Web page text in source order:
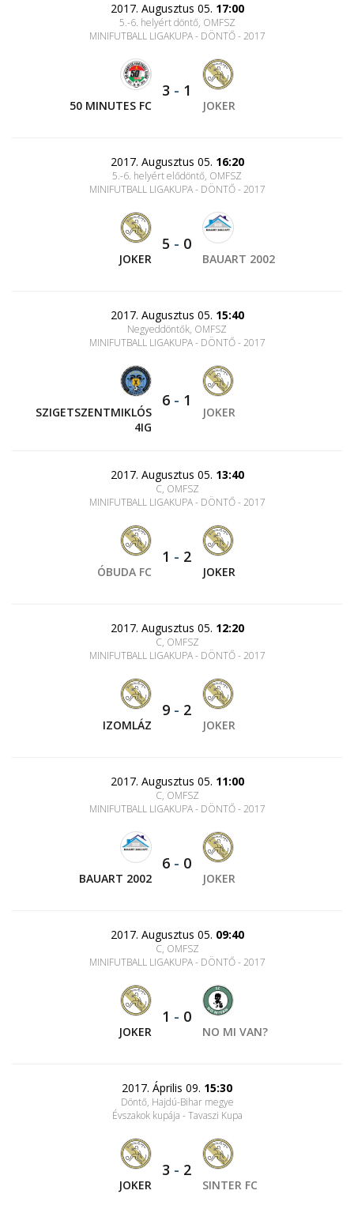
2017. Augusztus 05. 17:00
5.-6. helyért döntő, OMFSZ
MINIFUTBALL LIGAKUPA - DÖNTŐ - 2017
50 MINUTES FC
3 - 1
JOKER
2017. Augusztus 05. 16:20
5.-6. helyért elődöntő, OMFSZ
MINIFUTBALL LIGAKUPA - DÖNTŐ - 2017
JOKER
5 - 0
BAUART 2002
2017. Augusztus 05. 15:40
Negyeddöntők, OMFSZ
MINIFUTBALL LIGAKUPA - DÖNTŐ - 2017
SZIGETSZENTMIKLÓS
4IG
6 - 1
JOKER
2017. Augusztus 05. 13:40
C, OMFSZ
MINIFUTBALL LIGAKUPA - DÖNTŐ - 2017
ÓBUDA FC
1 - 2
JOKER
2017. Augusztus 05. 12:20
C, OMFSZ
MINIFUTBALL LIGAKUPA - DÖNTŐ - 2017
IZOMLÁZ
9 - 2
JOKER
2017. Augusztus 05. 11:00
C, OMFSZ
MINIFUTBALL LIGAKUPA - DÖNTŐ - 2017
BAUART 2002
6 - 0
JOKER
2017. Augusztus 05. 09:40
C, OMFSZ
MINIFUTBALL LIGAKUPA - DÖNTŐ - 2017
JOKER
1 - 0
NO MI VAN?
2017. Április 09. 15:30
Döntő, Hajdú-Bihar megye
Évszakok kupája - Tavaszi Kupa
JOKER
3 - 2
SINTER FC